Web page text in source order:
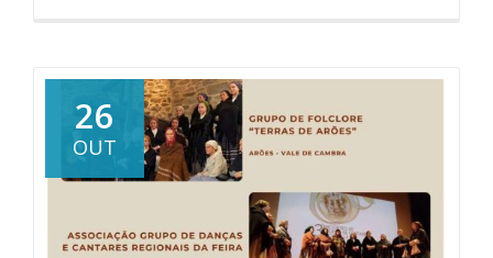
26
OUT